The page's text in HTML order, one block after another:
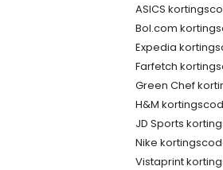
ASICS
Bol.com
Expedia
Farfetch
Green Chef
H&M
JD Sports
Nike
Vistaprint